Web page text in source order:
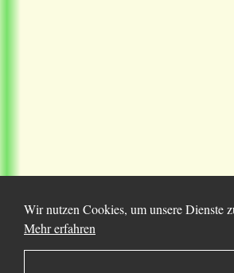
Wir nutzen Cookies, um unsere Dienste
Mehr erfahren